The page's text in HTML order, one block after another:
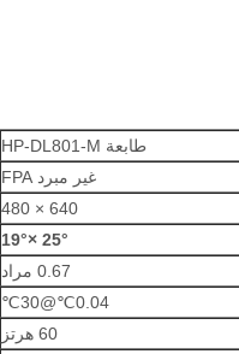
طابعة HP-DL801-M
غير مبرد FPA
640 × 480
25° ×
19°
0.67 مراد
0.04℃@30℃
60 هرتز